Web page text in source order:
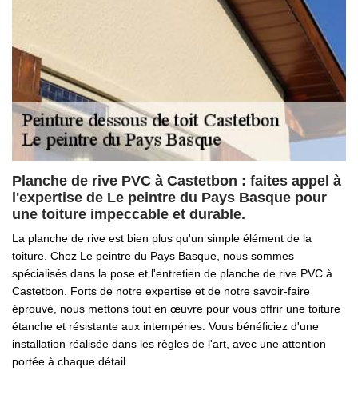
Planche de rive PVC à Castetbon : faites appel à
l'expertise de Le peintre du Pays Basque pour
une toiture impeccable et durable.
La planche de rive est bien plus qu'un simple élément de la
toiture. Chez Le peintre du Pays Basque, nous sommes
spécialisés dans la pose et l'entretien de planche de rive PVC à
Castetbon. Forts de notre expertise et de notre savoir-faire
éprouvé, nous mettons tout en œuvre pour vous offrir une toiture
étanche et résistante aux intempéries. Vous bénéficiez d'une
installation réalisée dans les règles de l'art, avec une attention
portée à chaque détail.